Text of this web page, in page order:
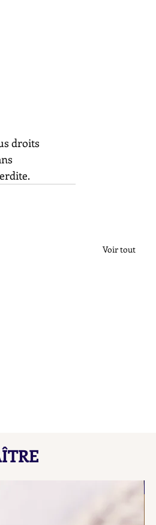
droits
Voir tout
our collated list, from
B, of French "losange"
maker's marks for objects